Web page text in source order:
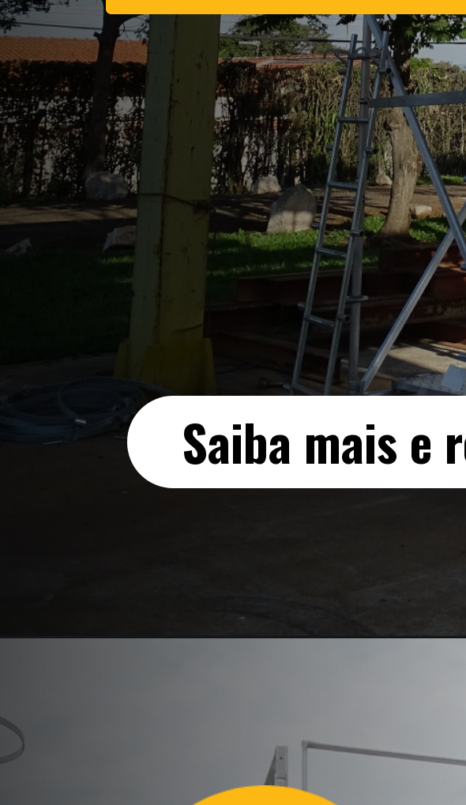
Saiba mais e